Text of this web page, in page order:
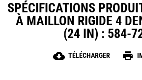
SPÉCIFICATIONS
À MAILLON RIGIDE 4
(24 IN) : 584-
cloud_download TÉLÉCHARGER print